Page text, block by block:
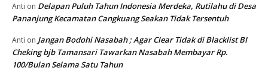
Anti on Delapan Puluh Tahun Indonesia Merdeka, Rutilahu di Desa
Pananjung Kecamatan Cangkuang Seakan Tidak Tersentuh
Anti on Jangan Bodohi Nasabah ; Agar Clear Tidak di Blacklist BI
Cheking bjb Tamansari Tawarkan Nasabah Membayar Rp.
100/Bulan Selama Satu Tahun